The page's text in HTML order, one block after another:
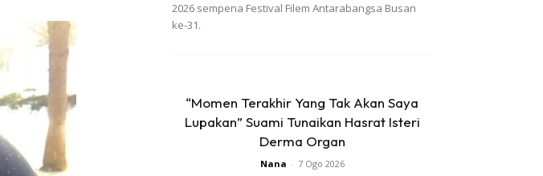
2026 sempena Festival Filem Antarabangsa Busan
ke-31.
“Momen Terakhir Yang Tak Akan Saya
Lupakan” Suami Tunaikan Hasrat Isteri
Derma Organ
Nana - 7 Ogo 2026